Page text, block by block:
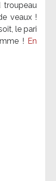
troupeau
veaux !
le pari
! En